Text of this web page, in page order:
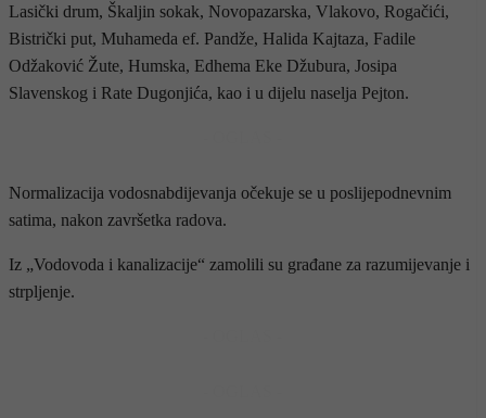
Lasički drum, Škaljin sokak, Novopazarska, Vlakovo, Rogačići,
Bistrički put, Muhameda ef. Pandže, Halida Kajtaza, Fadile
Odžaković Žute, Humska, Edhema Eke Džubura, Josipa
Slavenskog i Rate Dugonjića, kao i u dijelu naselja Pejton.
Normalizacija vodosnabdijevanja očekuje se u poslijepodnevnim
satima, nakon završetka radova.
Iz „Vodovoda i kanalizacije“ zamolili su građane za razumijevanje i
strpljenje.